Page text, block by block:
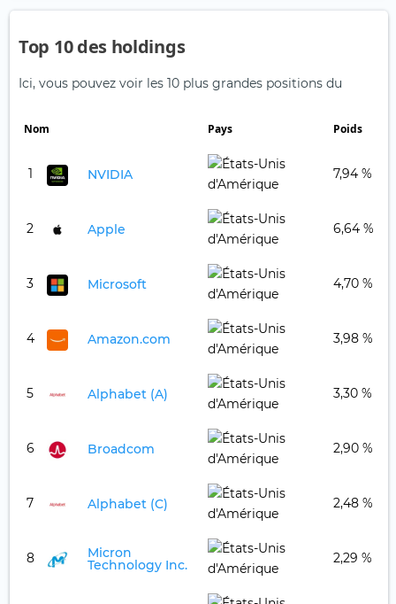
Top 10 des holdings
Ici, vous pouvez voir les 10 plus grandes positions du
Nom Pays Poids
1 NVIDIA 7,94 %
2 Apple 6,64 %
3 Microsoft 4,70 %
4 Amazon.com 3,98 %
5 Alphabet (A) 3,30 %
6 Broadcom 2,90 %
7 Alphabet (C) 2,48 %
8 Micron
Technology Inc. 2,29 %